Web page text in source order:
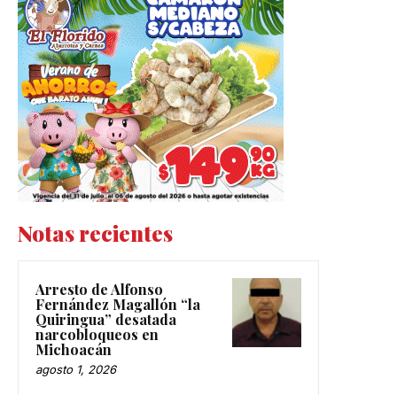
Notas recientes
Arresto de Alfonso
Fernández Magallón “la
Quiringua” desatada
narcobloqueos en
Michoacán
agosto 1, 2026